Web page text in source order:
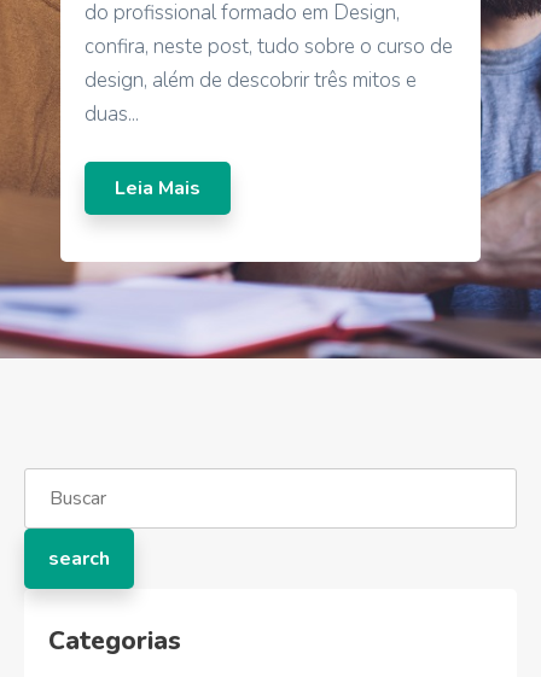
do profissional formado em Design,
confira, neste post, tudo sobre o curso de
design, além de descobrir três mitos e
duas...
Leia Mais
Categorias